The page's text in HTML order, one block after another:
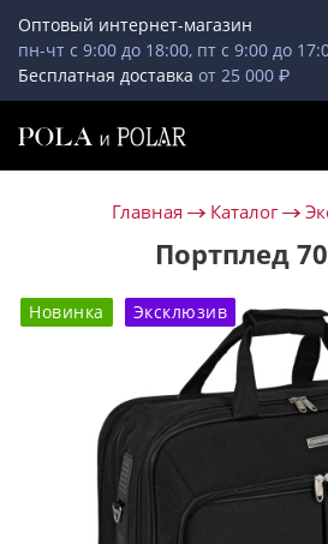
Оптовый интернет-магазин
пн-чт с 9:00 до 18:00, пт с 9:00 до
Бесплатная доставка от 25 000 ₽
Главная Каталог
Портплед
Новинка Эксклюзив